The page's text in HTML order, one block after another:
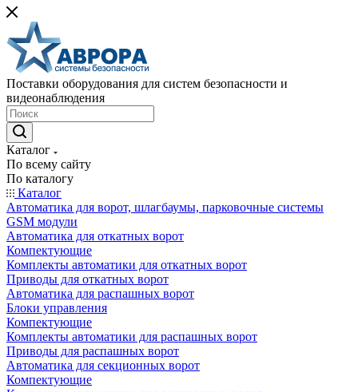
Поставки оборудования для систем безопасности и
видеонаблюдения
Каталог
По всему сайту
По каталогу
Каталог
Автоматика для ворот, шлагбаумы, парковочные системы
GSM модули
Автоматика для откатных ворот
Компектующие
Комплекты автоматики для откатных ворот
Приводы для откатных ворот
Автоматика для распашных ворот
Блоки управления
Компектующие
Комплекты автоматики для распашных ворот
Приводы для распашных ворот
Автоматика для секционных ворот
Компектующие